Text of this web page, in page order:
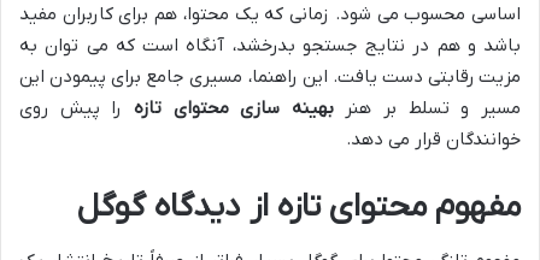
اساسی محسوب می شود. زمانی که یک محتوا، هم برای کاربران مفید
باشد و هم در نتایج جستجو بدرخشد، آنگاه است که می توان به
مزیت رقابتی دست یافت. این راهنما، مسیری جامع برای پیمودن این
مسیر و تسلط بر هنربهینه سازی محتوای تازه را پیش روی
خوانندگان قرار می دهد.
مفهوم محتوای تازه از دیدگاه گوگل